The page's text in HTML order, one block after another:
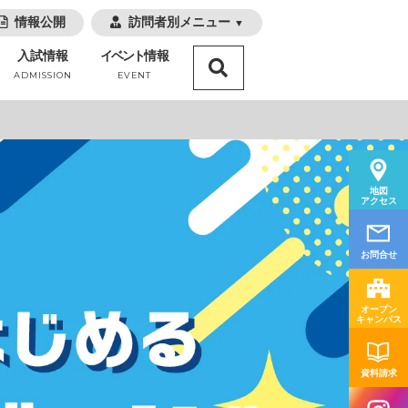
情報公開 訪問者別メニュー ▼
入試情報
ADMISSION
イベント情報
EVENT
地図
アクセス
お問合せ
オープン
キャンパス
資料請求